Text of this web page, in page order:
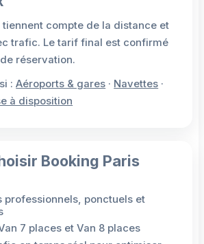
tiennent compte de la distance et
trafic. Le tarif final est confirmé
réservation.
:Aéroports & gares · Navettes ·
à disposition
Booking Paris
professionnels, ponctuels et
7 places et Van 8 places